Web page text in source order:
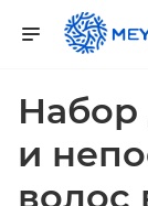
и
волос